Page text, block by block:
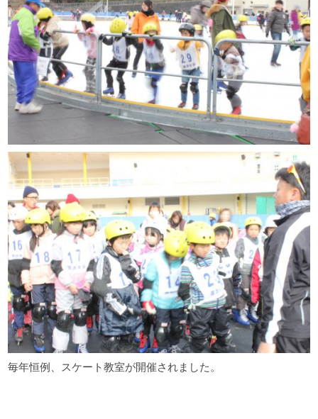
毎年恒例、スケート教室が開催されました。